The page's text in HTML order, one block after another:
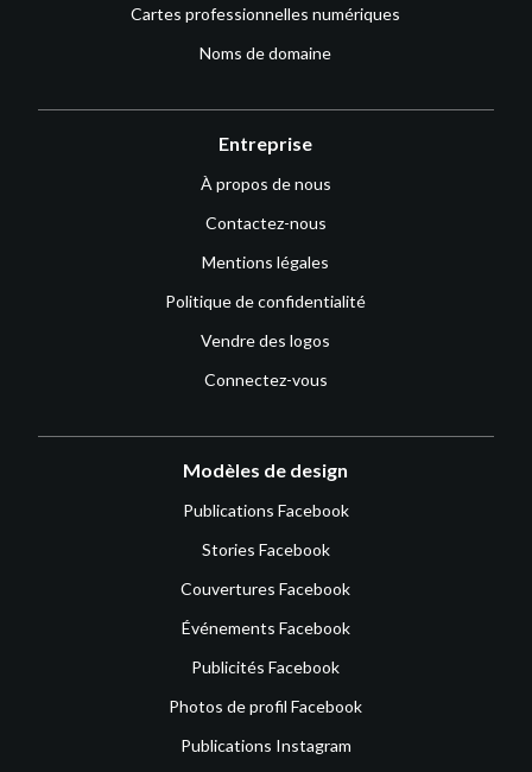
Cartes professionnelles numériques
Noms de domaine
Entreprise
À propos de nous
Contactez-nous
Mentions légales
Politique de confidentialité
Vendre des logos
Connectez-vous
Modèles de design
Publications Facebook
Stories Facebook
Couvertures Facebook
Événements Facebook
Publicités Facebook
Photos de profil Facebook
Publications Instagram